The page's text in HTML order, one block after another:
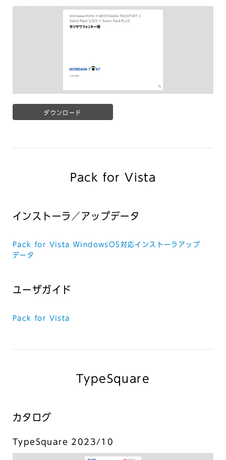
ダウンロード
Pack for Vista
インストーラ／アップデータ
Pack for Vista WindowsOS対応インストーラアップ
データ
ユーザガイド
Pack for Vista
TypeSquare
カタログ
TypeSquare 2023/10